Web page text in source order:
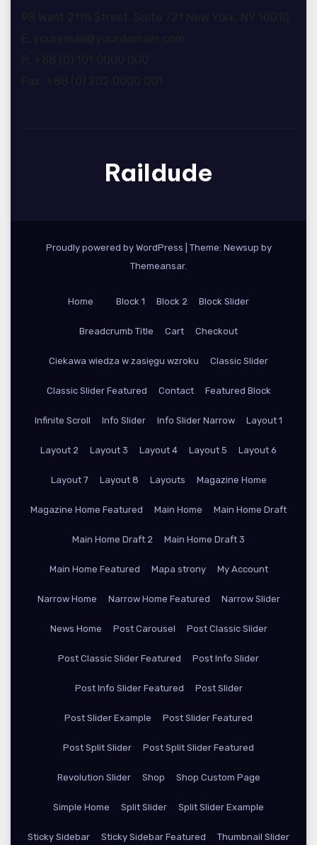
Raildude
Proudly powered by WordPress
Theme: Newsup by
Themeansar.
Home Block 1 Block 2 Block Slider
Breadcrumb Title Cart Checkout
Ciekawa wiedza w zasięgu wzroku Classic Slider
Classic Slider Featured Contact Featured Block
Infinite Scroll Info Slider Info Slider Narrow Layout 1
Layout 2 Layout 3 Layout 4 Layout 5 Layout 6
Layout 7 Layout 8 Layouts Magazine Home
Magazine Home Featured Main Home Main Home Draft
Main Home Draft 2 Main Home Draft 3
Main Home Featured Mapa strony My Account
Narrow Home Narrow Home Featured Narrow Slider
News Home Post Carousel Post Classic Slider
Post Classic Slider Featured Post Info Slider
Post Info Slider Featured Post Slider
Post Slider Example Post Slider Featured
Post Split Slider Post Split Slider Featured
Revolution Slider Shop Shop Custom Page
Simple Home Split Slider Split Slider Example
Sticky Sidebar Sticky Sidebar Featured Thumbnail Slider